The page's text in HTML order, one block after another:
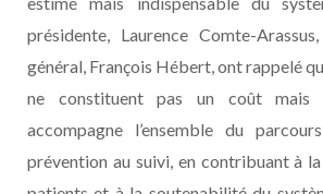
présidente, Laurence Comte-
général, François Hébert, ont rappelé
ne constituent pas un coût mais
accompagne l’ensemble du
prévention au suivi, en contribuant à